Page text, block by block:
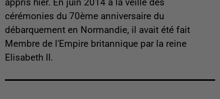
appris hier. En juin 2014 à la veille des
cérémonies du 70ème anniversaire du
débarquement en Normandie, il avait été fait
Membre de l'Empire britannique par la reine
Elisabeth II.